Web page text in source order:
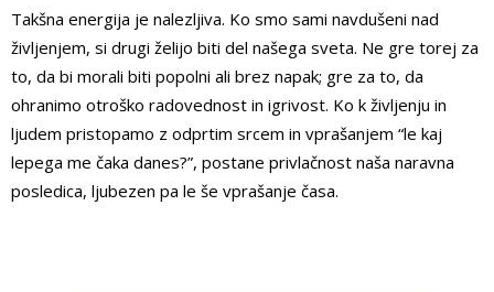
Takšna energija je nalezljiva. Ko smo sami navdušeni nad
življenjem, si drugi želijo biti del našega sveta. Ne gre torej za
to, da bi morali biti popolni ali brez napak; gre za to, da
ohranimo otroško radovednost in igrivost. Ko k življenju in
ljudem pristopamo z odprtim srcem in vprašanjem “le kaj
lepega me čaka danes?”, postane privlačnost naša naravna
posledica, ljubezen pa le še vprašanje časa.